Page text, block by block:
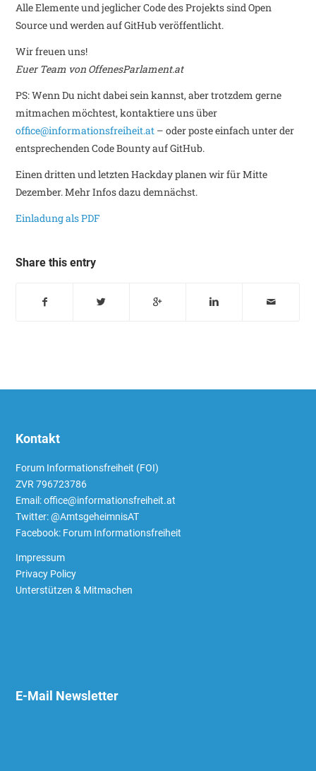
Alle Elemente und jeglicher Code des Projekts sind Open
Source und werden auf GitHub veröffentlicht.
Wir freuen uns!
Euer Team von OffenesParlament.at
PS: Wenn Du nicht dabei sein kannst, aber trotzdem gerne
mitmachen möchtest, kontaktiere uns über
office@informationsfreiheit.at – oder poste einfach unter der
entsprechenden Code Bounty auf GitHub.
Einen dritten und letzten Hackday planen wir für Mitte
Dezember. Mehr Infos dazu demnächst.
Einladung als PDF
Share this entry
Kontakt
Forum Informationsfreiheit (FOI)
ZVR 796723786
Email: office@informationsfreiheit.at
Twitter:@AmtsgeheimnisAT
Facebook: Forum Informationsfreiheit
Impressum
Privacy Policy
Unterstützen & Mitmachen
E-Mail Newsletter